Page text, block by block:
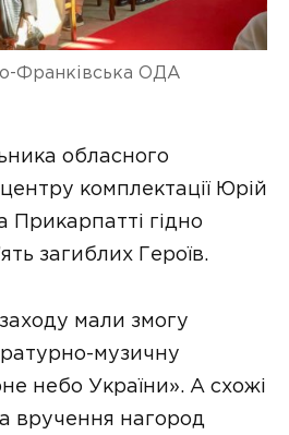
Франківська ОДА
обласного
комплектації Юрій
Прикарпатті гідно
загиблих Героїв.
мали змогу
музичну
небо України». А схожі
вручення нагород